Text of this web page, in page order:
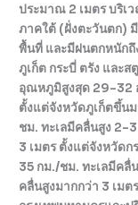
ประมาณ 2 เมตร บริเ
ภาคใต้ (ฝั่งตะวันตก)
พื้นที่ และมีฝนตกหนักถึ
ภูเก็ต กระบี่ ตรัง และ
อุณหภูมิสูงสุด 29-32
ตั้งแต่จังหวัดภูเก็ตขึ้น
ชม. ทะเลมีคลื่นสูง 2-
3 เมตร ตั้งแต่จังหวัดก
35 กม./ชม. ทะเลมีคลื่
คลื่นสูงมากกว่า 3 เมต